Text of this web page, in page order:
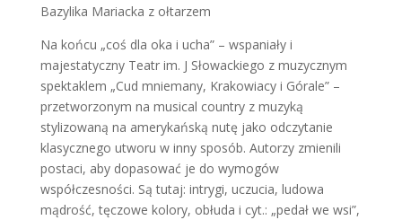
Bazylika Mariacka z ołtarzem
Na końcu „coś dla oka i ucha” – wspaniały i
majestatyczny Teatr im. J Słowackiego z muzycznym
spektaklem „Cud mniemany, Krakowiacy i Górale” –
przetworzonym na musical country z muzyką
stylizowaną na amerykańską nutę jako odczytanie
klasycznego utworu w inny sposób. Autorzy zmienili
postaci, aby dopasować je do wymogów
współczesności. Są tutaj: intrygi, uczucia, ludowa
mądrość, tęczowe kolory, obłuda i cyt.: „pedał we wsi”,